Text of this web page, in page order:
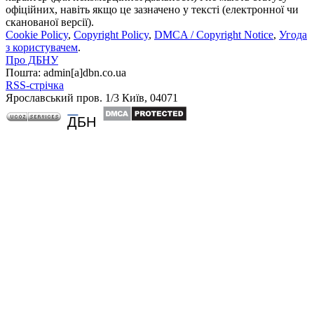
офіційних, навіть якщо це зазначено у тексті (електронної чи
сканованої версії).
Cookie Policy, Copyright Policy, DMCA / Copyright Notice, Угода
з користувачем.
Про ДБНУ
Пошта: admin[а]dbn.co.ua
RSS-стрічка
Ярославський пров. 1/3 Київ, 04071